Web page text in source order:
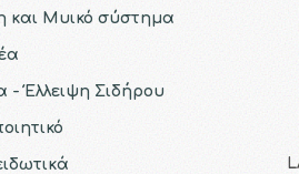
και Μυικό σύστημα
- Έλλειψη Σιδήρου